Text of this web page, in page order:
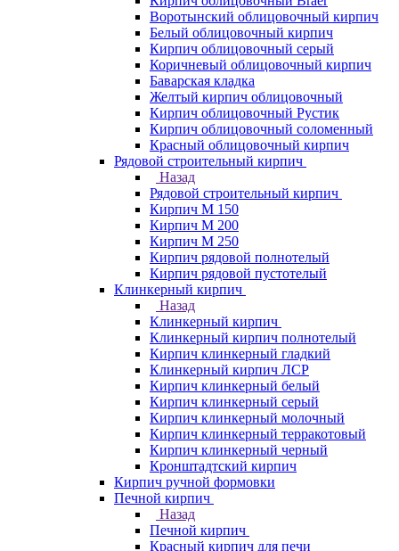
Воротынский облицовочный кирпич
Белый облицовочный кирпич
Кирпич облицовочный серый
Коричневый облицовочный кирпич
Баварская кладка
Желтый кирпич облицовочный
Кирпич облицовочный Рустик
Кирпич облицовочный соломенный
Красный облицовочный кирпич
Рядовой строительный кирпич
Назад
Рядовой строительный кирпич
Кирпич М 150
Кирпич М 200
Кирпич М 250
Кирпич рядовой полнотелый
Кирпич рядовой пустотелый
Клинкерный кирпич
Назад
Клинкерный кирпич
Клинкерный кирпич полнотелый
Кирпич клинкерный гладкий
Клинкерный кирпич ЛСР
Кирпич клинкерный белый
Кирпич клинкерный серый
Кирпич клинкерный молочный
Кирпич клинкерный терракотовый
Кирпич клинкерный черный
Кронштадтский кирпич
Кирпич ручной формовки
Печной кирпич
Назад
Печной кирпич
Красный кирпич для печи